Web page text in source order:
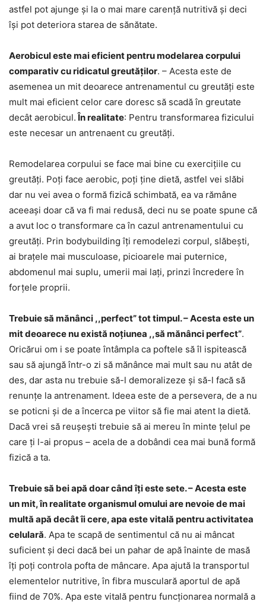
astfel pot ajunge și la o mai mare carență nutritivă și deci
își pot deteriora starea de sănătate.
Aerobicul este mai eficient pentru modelarea corpului
comparativ cu ridicatul greutăților. – Acesta este de
asemenea un mit deoarece antrenamentul cu greutăți este
mult mai eficient celor care doresc să scadă în greutate
decât aerobicul.În realitate: Pentru transformarea fizicului
este necesar un antrenaent cu greutăți.
Remodelarea corpului se face mai bine cu exercițiile cu
greutăți. Poți face aerobic, poți ține dietă, astfel vei slăbi
dar nu vei avea o formă fizică schimbată, ea va rămâne
aceeași doar că va fi mai redusă, deci nu se poate spune că
a avut loc o transformare ca în cazul antrenamentului cu
greutăți. Prin bodybuilding îți remodelezi corpul, slăbești,
ai brațele mai musculoase, picioarele mai puternice,
abdomenul mai suplu, umerii mai lați, prinzi încredere în
forțele proprii.
Trebuie să mănânci ,,perfect” tot timpul. – Acesta este un
mit deoarece nu există noțiunea ,,să mănânci perfect”.
Oricărui om i se poate întâmpla ca poftele să îl ispitească
sau să ajungă într-o zi să mănânce mai mult sau nu atât de
des, dar asta nu trebuie să-l demoralizeze și să-l facă să
renunțe la antrenament. Ideea este de a persevera, de a nu
se poticni și de a încerca pe viitor să fie mai atent la dietă.
Dacă vrei să reușești trebuie să ai mereu în minte țelul pe
care ți l-ai propus – acela de a dobândi cea mai bună formă
fizică a ta.
Trebuie să bei apă doar când îți este sete. – Acesta este
un mit, în realitate organismul omului are nevoie de mai
multă apă decât îi cere, apa este vitală pentru activitatea
celulară. Apa te scapă de sentimentul că nu ai mâncat
suficient și deci dacă bei un pahar de apă înainte de masă
îți poți controla pofta de mâncare. Apa ajută la transportul
elementelor nutritive, în fibra musculară aportul de apă
fiind de 70%. Apa este vitală pentru funcționarea normală a